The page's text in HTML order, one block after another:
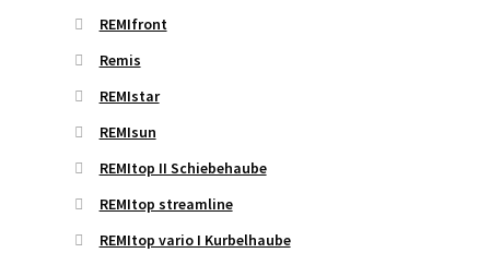
REMIfront
Remis
REMIstar
REMIsun
REMItop II Schiebehaube
REMItop streamline
REMItop vario I Kurbelhaube